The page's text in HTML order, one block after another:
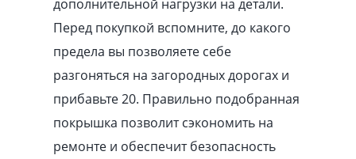
дополнительной нагрузки на детали.
Перед покупкой вспомните, до какого
предела вы позволяете себе
разгоняться на загородных дорогах и
прибавьте 20. Правильно подобранная
покрышка позволит сэкономить на
ремонте и обеспечит безопасность